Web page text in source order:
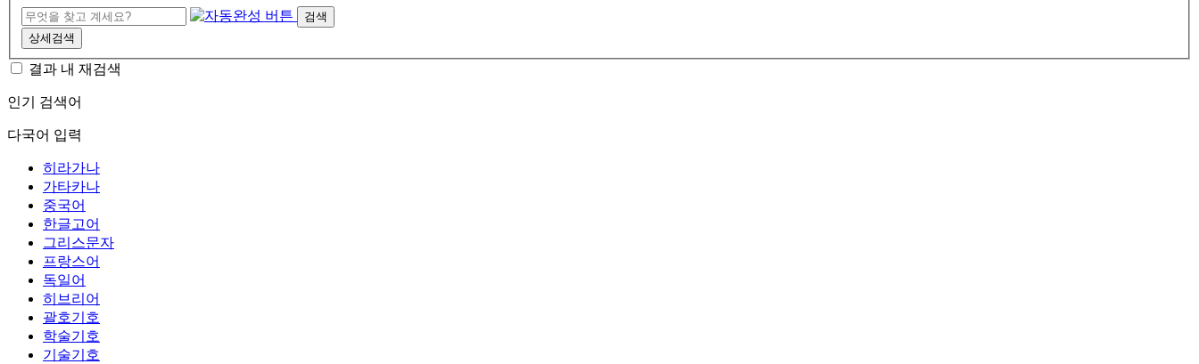
검색
상세검색
결과 내 재검색
인기 검색어
다국어 입력
히라가나
가타카나
중국어
한글고어
그리스문자
프랑스어
독일어
히브리어
괄호기호
학술기호
기술기호